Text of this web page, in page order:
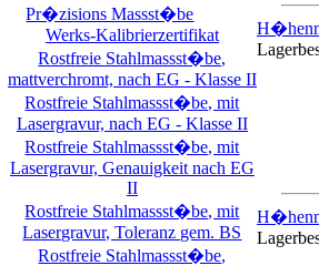
Pr�zisions Massst�be
Werks-Kalibrierzertifikat
Rostfreie Stahlmassst�be,
mattverchromt, nach EG - Klasse II
Rostfreie Stahlmassst�be, mit
Lasergravur, nach EG - Klasse II
Rostfreie Stahlmassst�be, mit
Lasergravur, Genauigkeit nach EG
II
Rostfreie Stahlmassst�be, mit
Lasergravur, Toleranz gem. BS
Rostfreie Stahlmassst�be,